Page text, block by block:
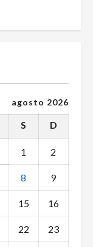
agosto 2026
S D
1 2
8 9
15 16
22 23